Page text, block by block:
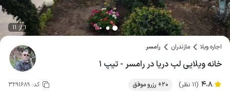
1 از 11
اجاره ویلا مازندران رامسر
خانه ویلایی لب دریا در رامسر - تیپ ۱
4.8 (11 نظر) 20+ رزرو موفق کد: 3291689